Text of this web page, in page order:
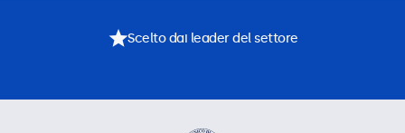
Scelto dai leader del settore